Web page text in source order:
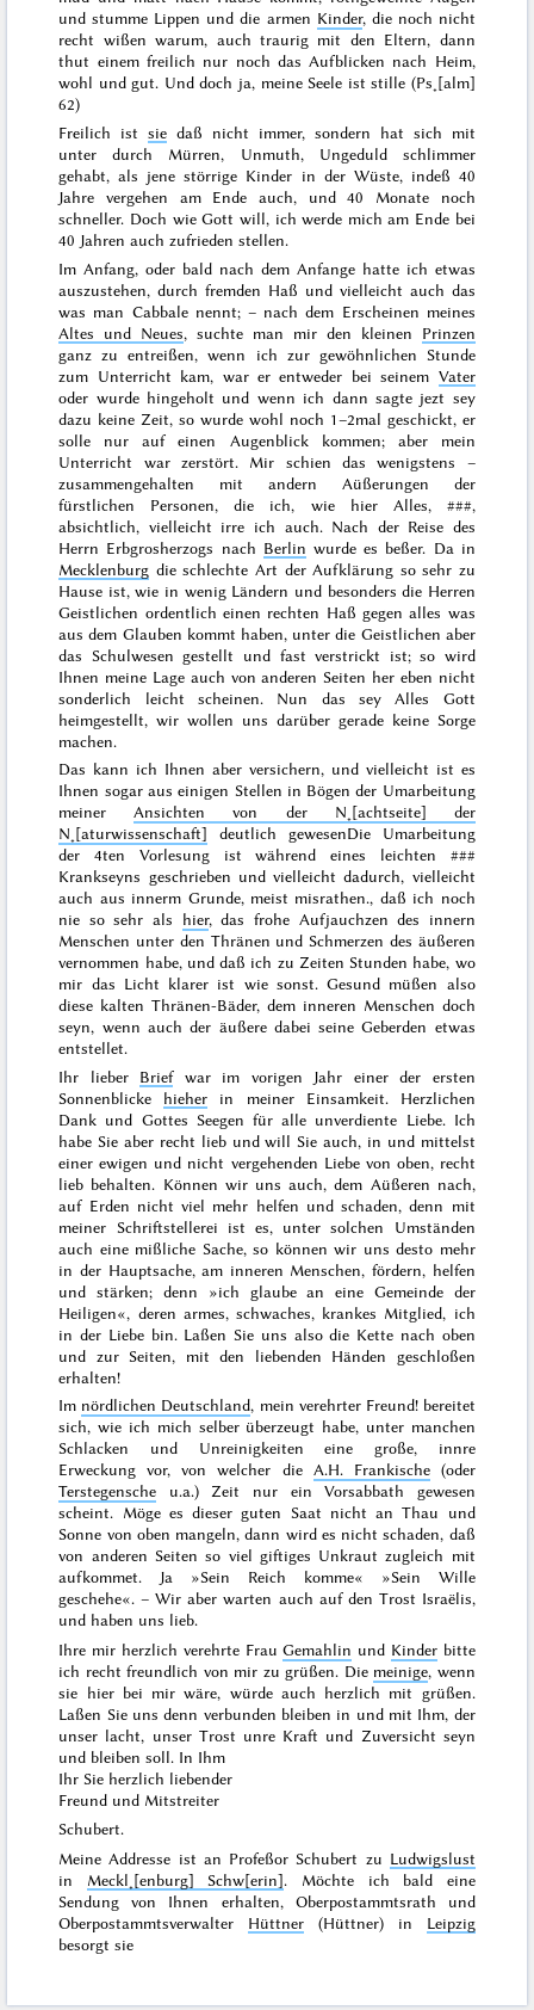
und stumme Lippen und die armen Kinder, die noch nicht
recht wißen warum, auch traurig mit den Eltern, dann
thut einem freilich nur noch das Aufblicken nach Heim,
wohl und gut. Und doch ja, meine Seele ist stille (Ps˖[alm]
62)
Freilich istsie daß nicht immer, sondern hat sich mit
unter durch Mürren, Unmuth, Ungeduld schlimmer
gehabt, als jene störrige Kinder in der Wüste, indeß 40
Jahre vergehen am Ende auch, und 40 Monate noch
schneller. Doch wie Gott will, ich werde mich am Ende bei
40 Jahren auch zufrieden stellen.
Im Anfang, oder bald nach dem Anfange hatte ich etwas
auszustehen, durch fremden Haß und vielleicht auch das
was man Cabbale nennt; – nach dem Erscheinen meines
Altes und Neues, suchte man mir den kleinen Prinzen
ganz zu entreißen, wenn ich zur gewöhnlichen Stunde
zum Unterricht kam, war er entweder bei seinem Vater
oder wurde hingeholt und wenn ich dann sagte jezt sey
dazu keine Zeit, so wurde wohl noch 1–2mal geschickt, er
solle nur auf einen Augenblick kommen; aber mein
Unterricht war zerstört. Mir schien das wenigstens –
zusammengehalten mit andern Aüßerungen der
fürstlichen Personen, die ich, wie hier Alles, ###,
absichtlich, vielleicht irre ich auch. Nach der Reise des
Herrn Erbgrosherzogs nach Berlin wurde es beßer. Da in
Mecklenburg die schlechte Art der Aufklärung so sehr zu
Hause ist, wie in wenig Ländern und besonders die Herren
Geistlichen ordentlich einen rechten Haß gegen alles was
aus dem Glauben kommt haben, unter die Geistlichen aber
das Schulwesen gestellt und fast verstrickt ist; so wird
Ihnen meine Lage auch von anderen Seiten her eben nicht
sonderlich leicht scheinen. Nun das sey Alles Gott
heimgestellt, wir wollen uns darüber gerade keine Sorge
machen.
Das kann ich Ihnen aber versichern, und vielleicht ist es
Ihnen sogar aus einigen Stellen in Bögen der Umarbeitung
meinerAnsichten von der N˖[achtseite] der
N˖[aturwissenschaft] deutlich gewesenDie Umarbeitung
der 4ten Vorlesung ist während eines leichten ###
Krankseyns geschrieben und vielleicht dadurch, vielleicht
auch aus innerm Grunde, meist misrathen., daß ich noch
nie so sehr als hier, das frohe Aufjauchzen des innern
Menschen unter den Thränen und Schmerzen des äußeren
vernommen habe, und daß ich zu Zeiten Stunden habe, wo
mir das Licht klarer ist wie sonst. Gesund müßen also
diese kalten Thränen-Bäder, dem inneren Menschen doch
seyn, wenn auch der äußere dabei seineGeberden etwas
entstellet.
Ihr lieber Briefwar im vorigen Jahr einer der ersten
Sonnenblicke hieher in meiner Einsamkeit. Herzlichen
Dank und Gottes Seegen für alle unverdiente Liebe. Ich
habe Sie aber recht lieb und will Sie auch, in und mittelst
einer ewigen und nicht vergehenden Liebe von oben, recht
lieb behalten. Können wir uns auch, dem Aüßeren nach,
auf Erden nicht viel mehr helfen und schaden, denn mit
meiner Schriftstellerei ist es, unter solchen Umständen
auch eine mißliche Sache, so können wir uns desto mehr
in der Hauptsache, am inneren Menschen, fördern, helfen
und stärken; denn »ich glaube an eine Gemeinde der
Heiligen«, deren armes, schwaches, krankes Mitglied, ich
in der Liebebin. Laßen Sie uns also die Kette nach oben
und zur Seiten, mit den liebenden Händen geschloßen
erhalten!
Im nördlichen Deutschland, mein verehrter Freund! bereitet
sich, wie ich mich selber überzeugt habe, unter manchen
Schlacken und Unreinigkeiten eine große, innre
Erweckung vor, von welcher die A.H. Frankische(oder
Terstegensche u.a.) Zeit nur ein Vorsabbath gewesen
scheint. Möge es dieser guten Saat nicht an Thau und
Sonne von oben mangeln, dann wird es nicht schaden, daß
von anderen Seiten so viel giftiges Unkraut zugleich mit
aufkommet. Ja »Sein Reich komme« »Sein Wille
geschehe«. – Wir aber warten auch auf den Trost Israëlis,
und haben uns lieb.
Ihre mir herzlich verehrte FrauGemahlin und Kinderbitte
ich recht freundlich von mir zu grüßen. Die meinige, wenn
sie hier bei mir wäre, würde auch herzlich mit grüßen.
Laßen Sie uns denn verbunden bleiben in und mit Ihm, der
unser lacht, unser Trost unre Kraft und Zuversicht seyn
und bleiben soll. In Ihm
Ihr Sie herzlich liebender
Freund und Mitstreiter
Schubert.
Meine Addresse ist an Profeßor Schubert zu Ludwigslust
in Meckl˖[enburg] Schw[erin]. Möchte ich bald eine
Sendung von Ihnen erhalten, Oberpostammtsrath und
Oberpostammtsverwalter Hüttner (Hüttner) in Leipzig
besorgt sie